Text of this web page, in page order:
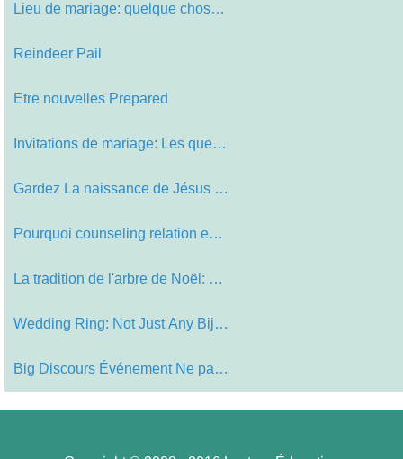
Lieu de mariage: quelque chose à p…
Reindeer Pail
Etre nouvelles Prepared
Invitations de mariage: Les questio…
Gardez La naissance de Jésus au ce…
Pourquoi counseling relation est un…
La tradition de l'arbre de Noël: a…
Wedding Ring: Not Just Any Bijoux
Big Discours Événement Ne pas né…